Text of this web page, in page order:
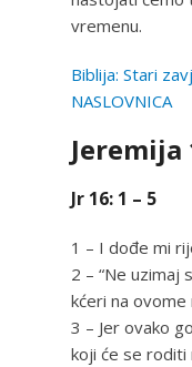
vremenu.
Biblija: Stari
NASLOVNICA
Jeremija
Jr 16: 1 – 5
1 – I dođe mi
2 – “Ne uzimaj
kćeri na ovome
3 – Jer ovako
koji će se roditi